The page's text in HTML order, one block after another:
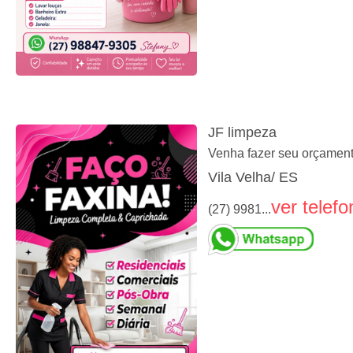
JF limpeza
Venha fazer seu
Vila Velha/ ES
(27) 9981...ver